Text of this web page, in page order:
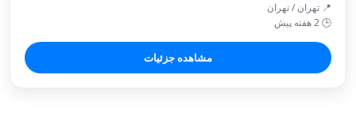
📍 تهران / تهران
🕒 2 هفته پیش
مشاهده جزئیات